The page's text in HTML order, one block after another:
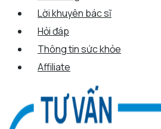
Lời khuyên bác sĩ
Hỏi đáp
Thông tin sức khỏe
Affiliate